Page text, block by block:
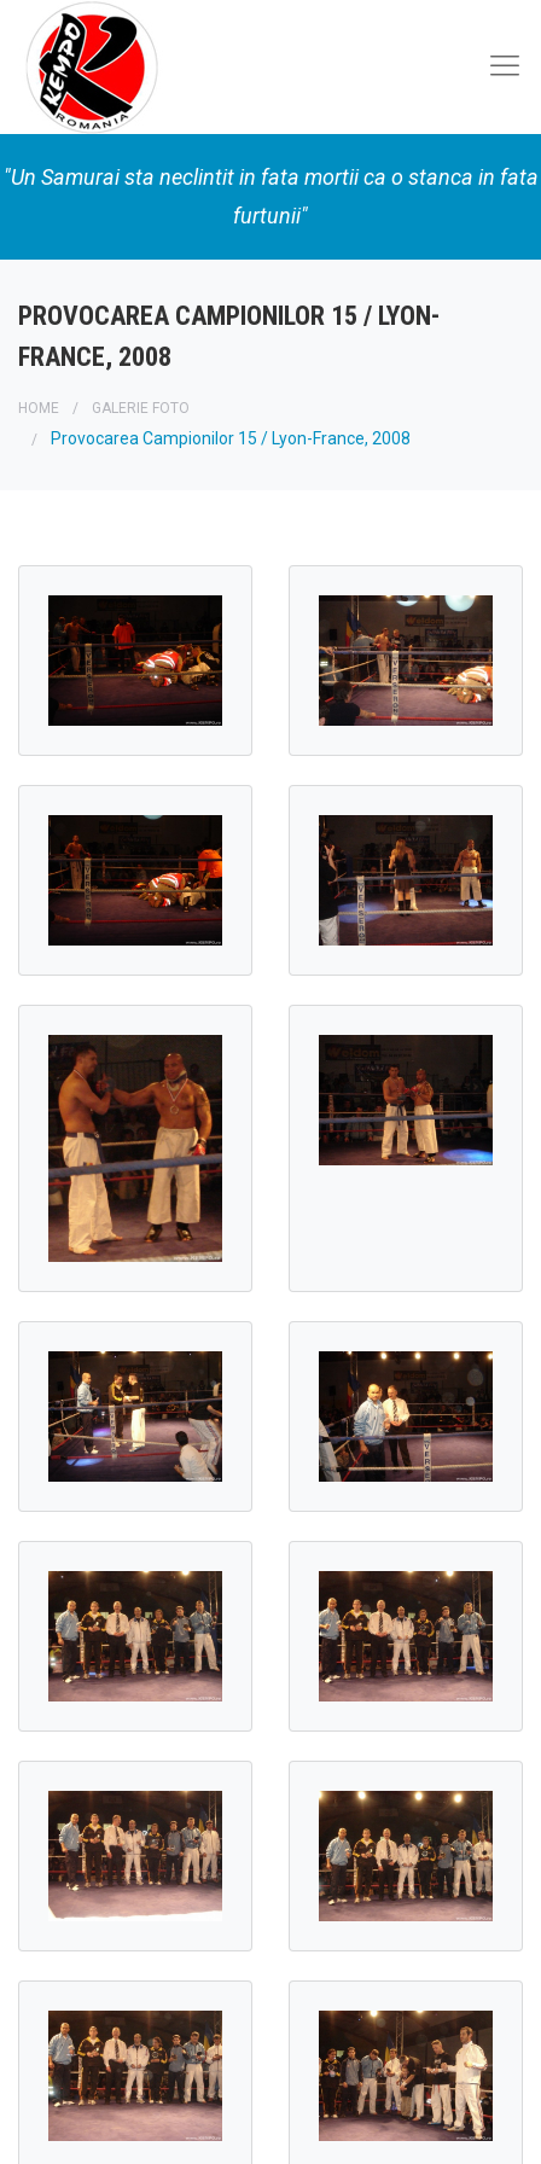
"Un Samurai sta neclintit in fata mortii ca o stanca in fata
furtunii"
PROVOCAREA CAMPIONILOR 15 / LYON-
FRANCE, 2008
HOME GALERIE FOTO
Provocarea Campionilor 15 / Lyon-France, 2008